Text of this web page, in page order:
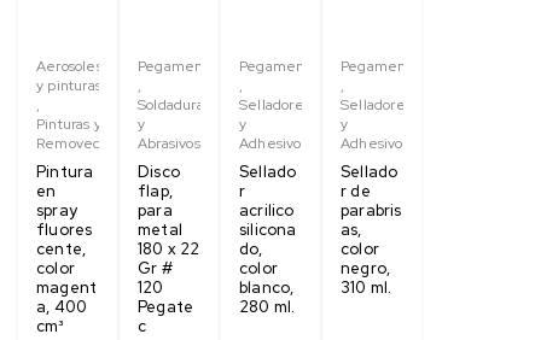
Aerosoles
y pinturas
,
Pinturas y
Removedores
Pintura
en
spray
fluores
cente,
color
magent
a, 400
cm³
Pegamentos
,
Soldaduras
y
Abrasivos
Disco
flap,
para
metal
180 x 22
Gr #
120
Pegate
c
Pegamentos
,
Selladores
y
Adhesivos
Sellado
r
acrilico
silicona
do,
color
blanco,
280 ml.
Pegamentos
,
Selladores
y
Adhesivos
Sellado
r de
parabris
as,
color
negro,
310 ml.